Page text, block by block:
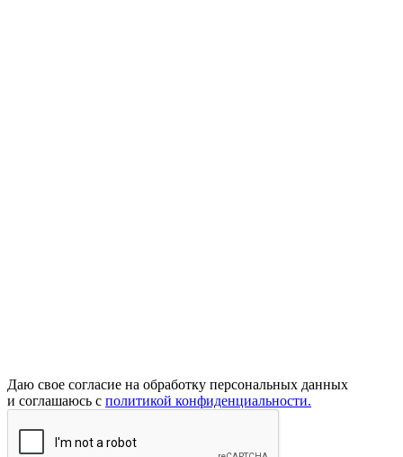
Даю свое согласие на обработку персональных данных
и соглашаюсь с политикой конфиденциальности.